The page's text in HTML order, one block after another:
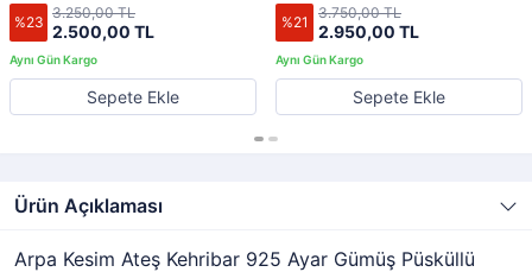
%23 2.500,00 TL
3.250,00 TL
Sepete Ekle
%21 2.950,00 TL
3.750,00 TL
Sepete Ekle
Ürün Açıklaması
Arpa Kesim Ateş Kehribar 925 Ayar Gümüş Püsküllü